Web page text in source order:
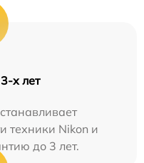
х лет
техники Nikon и
до 3 лет.